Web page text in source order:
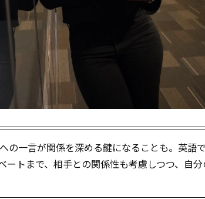
の一言が関係を深める鍵になることも。英語
ートまで、相手との関係性も考慮しつつ、自